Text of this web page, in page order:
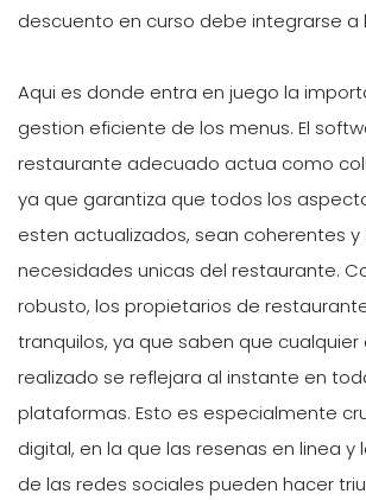
descuento en curso debe integrarse a
Aqui es donde entra en juego la
gestion eficiente de los menus. El
restaurante adecuado actua como
ya que garantiza que todos los
esten actualizados, sean coherentes
necesidades unicas del restaurante.
robusto, los propietarios de
tranquilos, ya que saben que cualquier
realizado se reflejara al instante en
plataformas. Esto es especialmente
digital, en la que las resenas en linea y
de las redes sociales pueden hacer